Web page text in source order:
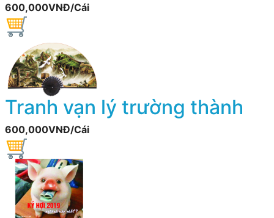
600,000VNĐ/Cái
Tranh vạn lý trường thành
600,000VNĐ/Cái